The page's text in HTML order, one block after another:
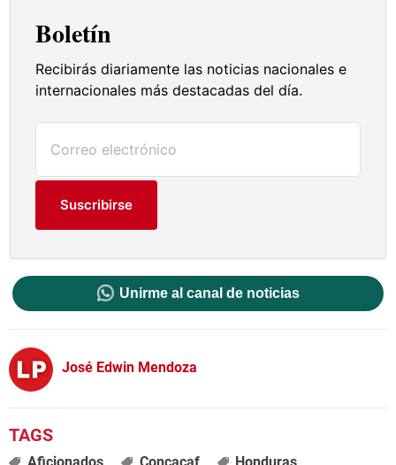
Boletín
Recibirás diariamente las noticias nacionales e
internacionales más destacadas del día.
Suscribirse
Unirme al canal de noticias
José Edwin Mendoza
Aficionados Concacaf Honduras